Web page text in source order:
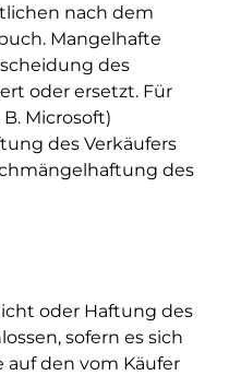
nach dem
Mangelhafte
des
oder ersetzt. Für
Microsoft)
des Verkäufers
des
oder Haftung des
sofern es sich
auf den vom Käufer